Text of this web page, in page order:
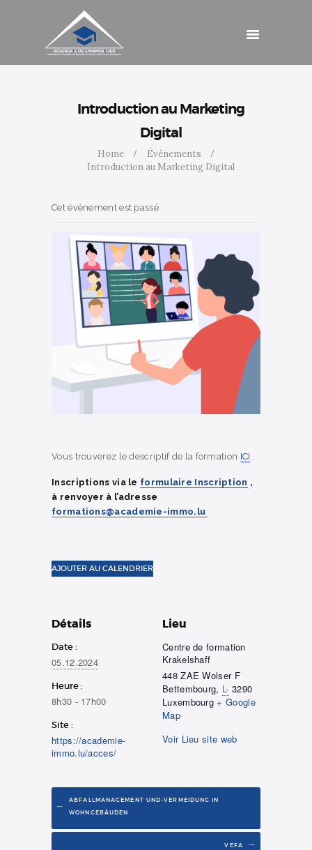
Introduction au Marketing
Digital
Home
Évènements
Introduction au Marketing Digital
Catalogue de
formations
Agenda
Cotisations
Accès
Cet évènement est passé
Vous trouverez le descriptif de la formation ICI .
Inscriptions via le formulaire Inscription ,
à renvoyer à l’adresse
formations@academie-immo.lu
AJOUTER AU CALENDRIER
Détails
Date :
05.12.2024
Heure :
8h30 - 17h00
Site :
https://academie-
immo.lu/acces/
Lieu
Centre de formation
Krakelshaff
448 ZAE Wolser F
Bettembourg, L- 3290
Luxembourg + Google
Map
Voir Lieu site web
ABFALLMANAGEMENT UND-VERMEIDUNG IN
WOHNGEBÄUDEN
VEFA